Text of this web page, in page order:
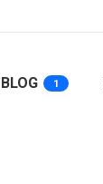
BLOG 1